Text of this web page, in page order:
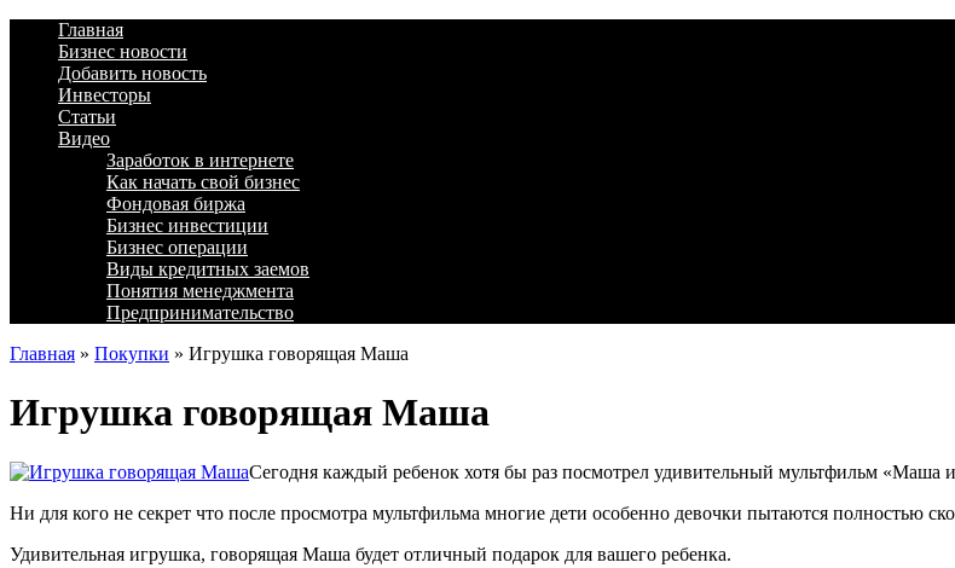
Главная
Бизнес новости
Добавить новость
Инвесторы
Статьи
Видео
Заработок в интернете
Как начать свой бизнес
Фондовая биржа
Бизнес инвестиции
Бизнес операции
Виды кредитных заемов
Понятия менеджмента
Предпринимательство
Главная » Покупки » Игрушка говорящая Маша
Игрушка говорящая Маша
Сегодня каждый ребенок хотя бы раз посмотрел удивительный мультфильм
Ни для кого не секрет что после просмотра мультфильма многие дети особенно девочки пытаются полностью
Удивительная игрушка, говорящая Маша будет отличный подарок для вашего ребенка.